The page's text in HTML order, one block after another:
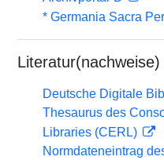
* Germania Sacra
Literatur(nachweise)
Deutsche Digitale
Thesaurus des
Libraries (CERL)
Normdateneintrag